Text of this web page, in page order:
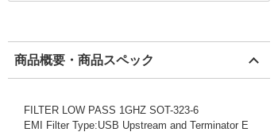
商品概要・商品スペック
FILTER LOW PASS 1GHZ SOT-323-6
EMI Filter Type:USB Upstream and Terminator E